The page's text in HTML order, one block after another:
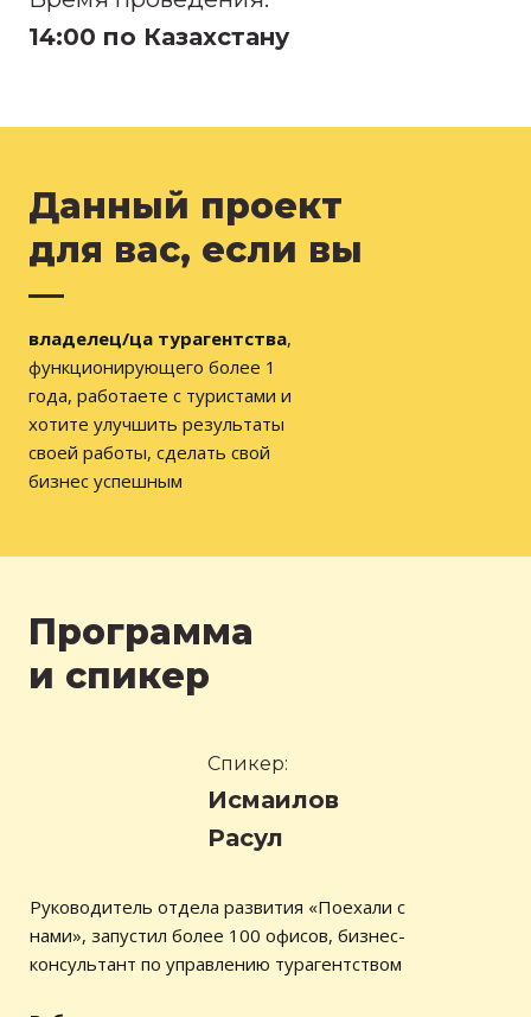
14:00 по Казахстану
Данный проект
для вас, если вы
—
владелец/ца турагентства,
функционирующего более 1
года, работаете с туристами и
хотите улучшить результаты
своей работы, сделать свой
бизнес успешным
Спикер:
Исмаилов
Расул
Руководитель отдела развития «Поехали с
нами», запустил более 100 офисов, бизнес-
консультант по управлению турагентством
Программа
и спикер